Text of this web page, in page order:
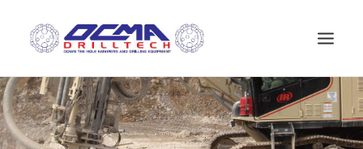
HOME
AZIENDA